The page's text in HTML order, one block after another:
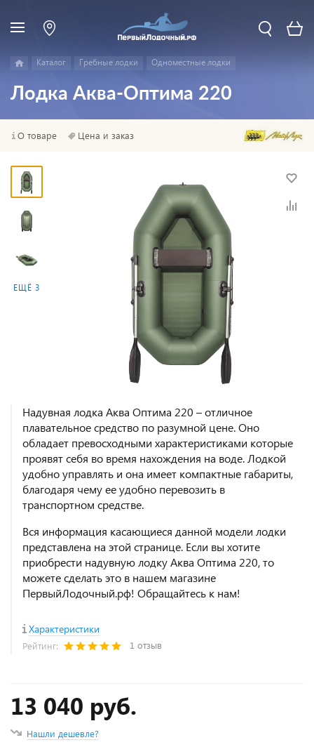
Каталог Гребные лодки Одноместные лодки
Лодка Аква-Оптима 220
О товаре Цена и заказ
ЕЩЁ 3
Надувная лодка Аква Оптима 220 – отличное
плавательное средство по разумной цене. Оно
обладает превосходными характеристиками которые
проявят себя во время нахождения на воде. Лодкой
удобно управлять и она имеет компактные габариты,
благодаря чему ее удобно перевозить в
транспортном средстве.
Вся информация касающиеся данной модели лодки
представлена на этой странице. Если вы хотите
приобрести надувную лодку Аква Оптима 220, то
можете сделать это в нашем магазине
ПервыйЛодочный.рф! Обращайтесь к нам!
Характеристики
Рейтинг: 1 отзыв
13 040 руб.
Нашли дешевле?